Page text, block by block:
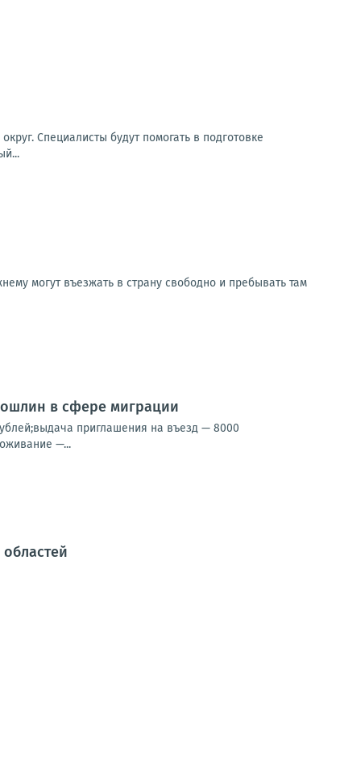
Специалисты будут помогать в подготовке
могут въезжать в страну свободно и пребывать там
в сфере миграции
приглашения на въезд — 8000
—...